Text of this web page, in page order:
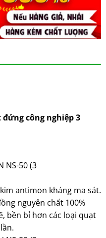
công nghiệp 3
antimon kháng ma sát.
nguyên chất 100%
bền bỉ hơn các loại quạt